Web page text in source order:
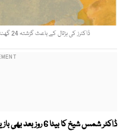
ڈاکٹرز کی ہڑتال کے باعث گزشتہ 24 گھنٹوں میں مزید 12 مریض جاں بحق ہو چکے ہیں۔
ڈاکٹر شمس شیخ کا بیٹا 6 روز بعد بھی بازیاب نہ ہو سکا۔ ڈاکٹرز کی ہڑتال جاری۔